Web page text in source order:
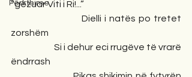
Përkthime
”gëzuar Viti i Ri!...”
zorshëm
                       Si i dehur eci rrugëve të vrarë
ëndrrash